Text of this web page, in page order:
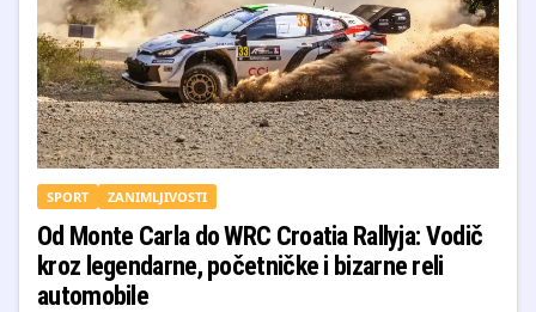
SPORT ZANIMLJIVOSTI
Od Monte Carla do WRC Croatia Rallyja: Vodič
kroz legendarne, početničke i bizarne reli
automobile